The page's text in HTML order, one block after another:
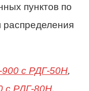
пунктов по
с РДГ-50Н,
с РДГ-80Н,